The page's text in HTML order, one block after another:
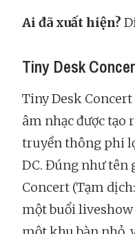
Ai đã xuất hiện?
Tiny Desk
Tiny Desk
âm nhạc được tạo
truyền thông phi
DC. Đúng như tên
Concert (Tạm
một buổi